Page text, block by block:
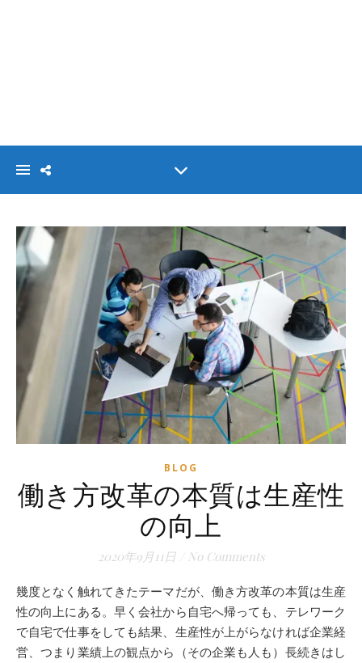
BLOG
働き方改革の本質は生産性
の向上
2020年9月11日 No Comments
幾度となく触れてきたテーマだが、働き方改革の本質は生産
性の向上にある。早く会社から自宅へ帰っても、テレワーク
で自宅で仕事をしても結果、生産性が上がらなければ企業経
営、つまり業績上の観点から（その企業も人も）長続きはし